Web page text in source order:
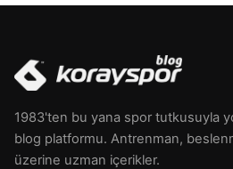
1983'ten bu yana spor tutkusuyla
blog platformu. Antrenman,
üzerine uzman içerikler.